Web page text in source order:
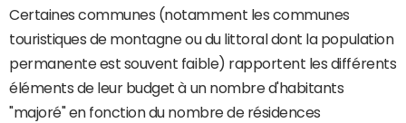
Certaines communes (notamment les communes
touristiques de montagne ou du littoral dont la population
permanente est souvent faible) rapportent les différents
éléments de leur budget à un nombre d'habitants
"majoré" en fonction du nombre de résidences